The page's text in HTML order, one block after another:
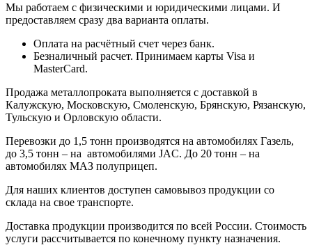
Мы работаем с физическими и юридическими лицами. И
предоставляем сразу два варианта оплаты.
Оплата на расчётный счет через банк.
Безналичный расчет. Принимаем карты Visa и
MasterCard.
Продажа металлопроката выполняется с доставкой в
Калужскую, Московскую, Смоленскую, Брянскую, Рязанскую,
Тульскую и Орловскую области.
Перевозки до 1,5 тонн производятся на автомобилях Газель,
до 3,5 тонн – на автомобилями JAC. До 20 тонн – на
автомобилях МАЗ полуприцеп.
Для наших клиентов доступен самовывоз продукции со
склада на свое транспорте.
Доставка продукции производится по всей России. Стоимость
услуги рассчитывается по конечному пункту назначения.